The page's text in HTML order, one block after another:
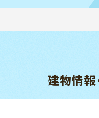
建物情報